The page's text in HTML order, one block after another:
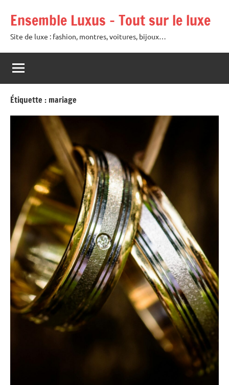
contenu
Ensemble Luxus – Tout sur le luxe
Site de luxe : fashion, montres, voitures, bijoux…
Étiquette : mariage